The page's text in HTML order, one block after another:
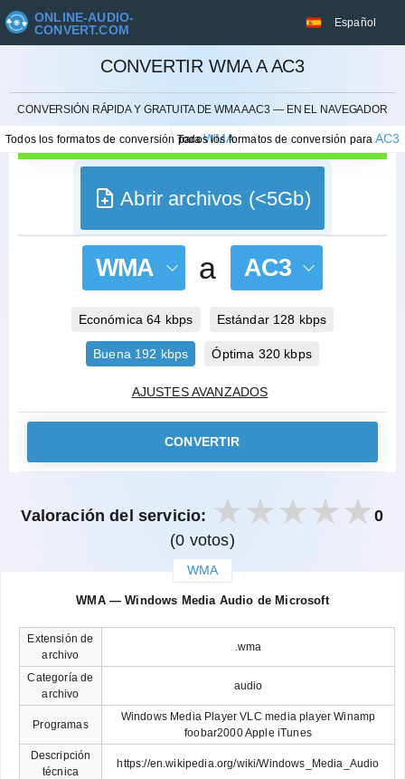
ONLINE-AUDIO-
CONVERT.COM
Español
CONVERTIR WMA A AC3
CONVERSIÓN RÁPIDA Y GRATUITA DE WMA A AC3 — EN EL NAVEGADOR
Todos los formatos de conversión paraWMA
Todos los formatos de conversión paraAC3
CANCELAR
Abrir archivos (<5Gb)
WMA a AC3
Económica 64 kbps Estándar 128 kbps
Buena 192 kbps Óptima 320 kbps
AJUSTES AVANZADOS
CONVERTIR
Valoración del servicio:
0
(0 votos)
WMA
WMA — Windows Media Audio de Microsoft
Extensión de
archivo
.wma
Categoría de
archivo
audio
Programas
Windows Media Player VLC media player Winamp
foobar2000 Apple iTunes
Descripción
técnica
https://en.wikipedia.org/wiki/Windows_Media_Audio